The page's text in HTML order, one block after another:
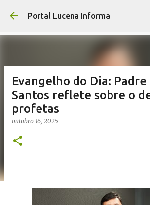
Portal Lucena Informa
Evangelho do Dia: Padre
Santos reflete sobre o
profetas
outubro 16, 2025